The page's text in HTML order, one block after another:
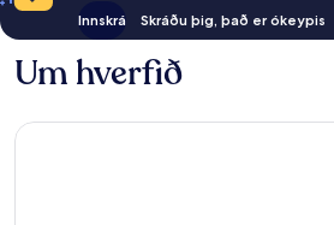
Innskrá Skráðu þig, það er ókeypis
Um hverfið